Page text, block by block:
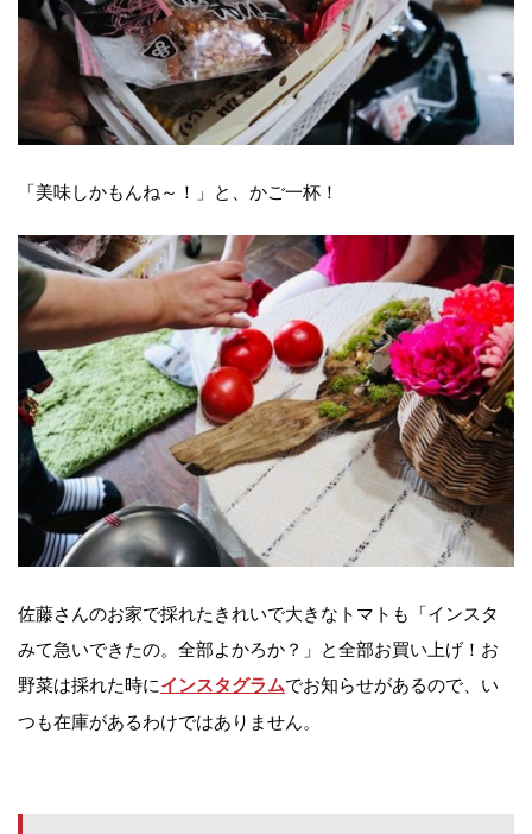
「美味しかもんね～！」と、かご一杯！
佐藤さんのお家で採れたきれいで大きなトマトも「インスタ
みて急いできたの。全部よかろか？」と全部お買い上げ！お
野菜は採れた時にインスタグラムでお知らせがあるので、い
つも在庫があるわけではありません。